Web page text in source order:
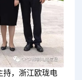
，浙江欧珑电